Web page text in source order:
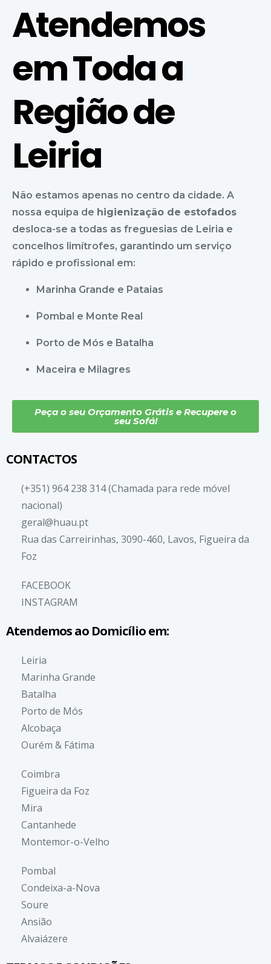
Atendemos
em Toda a
Região de
Leiria
Não estamos apenas no centro da cidade. A
nossa equipa de higienização de estofados
desloca-se a todas as freguesias de Leiria e
concelhos limítrofes, garantindo um serviço
rápido e profissional em:
Marinha Grande e Pataias
Pombal e Monte Real
Porto de Mós e Batalha
Maceira e Milagres
Peça o seu Orçamento Grátis e Recupere o
seu Sofá!
CONTACTOS
(+351) 964 238 314 (Chamada para rede móvel
nacional)
geral@huau.pt
Rua das Carreirinhas, 3090-460, Lavos, Figueira da
Foz
FACEBOOK
INSTAGRAM
Atendemos ao Domicílio em:
Leiria
Marinha Grande
Batalha
Porto de Mós
Alcobaça
Ourém & Fátima
Coimbra
Figueira da Foz
Mira
Cantanhede
Montemor-o-Velho
Pombal
Condeixa-a-Nova
Soure
Ansião
Alvaiázere